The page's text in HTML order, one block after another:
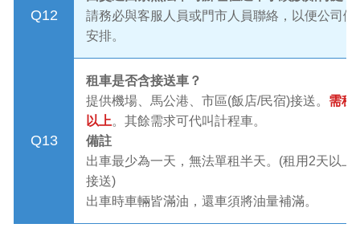
Q12
請務必與客服人員或門市人員聯絡，以便公司做
安排。
Q13
租車是否含接送車？
提供機場、馬公港、市區(飯店/民宿)接送。 需租
以上。其餘需求可代叫計程車。
備註
出車最少為一天，無法單租半天。(租用2天以上
接送)
出車時車輛皆滿油，還車須將油量補滿。